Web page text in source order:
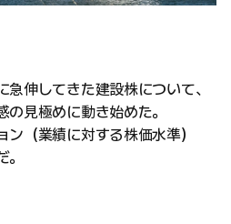
伸してきた建設株について、
見極めに動き始めた。
（業績に対する株価水準）